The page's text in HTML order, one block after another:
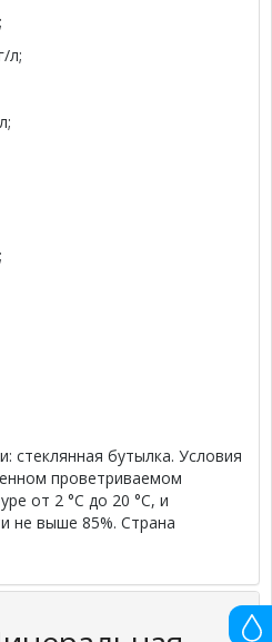
л;
стеклянная бутылка. Условия
проветриваемом
от 2 °C до 20 °C, и
не выше 85%. Страна